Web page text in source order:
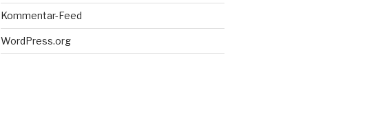
Kommentar-Feed
WordPress.org